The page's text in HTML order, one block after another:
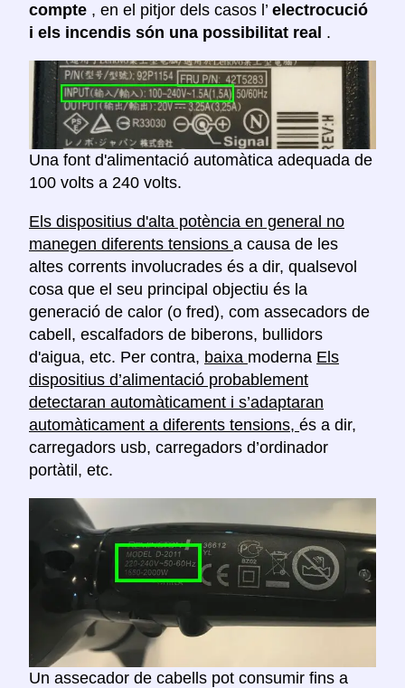
compte , en el pitjor dels casos l’ electrocució
i els incendis són una possibilitat real .
Una font d'alimentació automàtica adequada de
100 volts a 240 volts.
Els dispositius d'alta potència en general no
manegen diferents tensions a causa de les
altes corrents involucrades és a dir, qualsevol
cosa que el seu principal objectiu és la
generació de calor (o fred), com assecadors de
cabell, escalfadors de biberons, bullidors
d'aigua, etc. Per contra, baixa moderna Els
dispositius d’alimentació probablement
detectaran automàticament i s’adaptaran
automàticament a diferents tensions, és a dir,
carregadors usb, carregadors d’ordinador
portàtil, etc.
Un assecador de cabells pot consumir fins a